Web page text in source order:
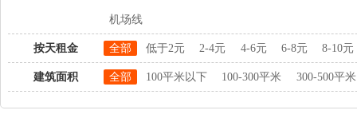
机场线
按天租金 全部 低于2元 2-4元 4-6元 6-8元 8-10元
建筑面积 全部 100平米以下 100-300平米 300-500平米